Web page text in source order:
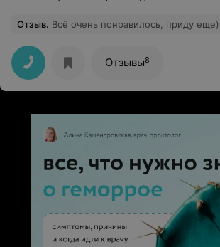
Отзыв. Всё очень понравилось, приду еще)
Отзывы8